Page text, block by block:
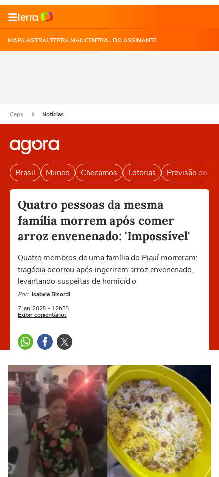
MAPA ASTRALTERRA MAILCENTRAL DO ASSINANTE
Capa Notícias
Brasil Mundo Checamos Loterias Previsão do
Quatro pessoas da mesma
família morrem após comer
arroz envenenado: 'Impossível'
Quatro membros de uma família do Piauí morreram;
tragédia ocorreu após ingerirem arroz envenenado,
levantando suspeitas de homicídio
Por: Isabela Bisordi
7 jan 2025 - 12h35
Exibir comentários